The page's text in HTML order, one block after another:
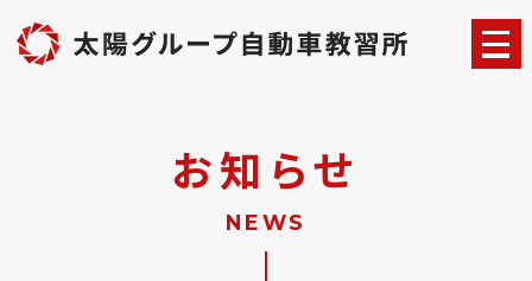
お知らせ
NEWS